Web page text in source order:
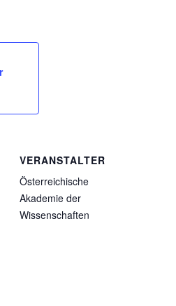
VERANSTALTER
Österreichische
Akademie der
Wissenschaften